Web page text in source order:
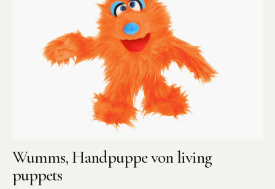
Wumms, Handpuppe von living
puppets